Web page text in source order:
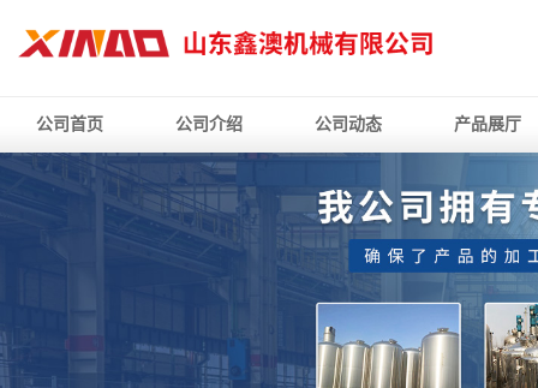
公司首页 公司介绍 公司动态 产品展厅